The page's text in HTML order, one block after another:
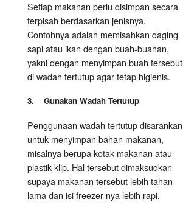
Setiap makanan perlu disimpan secara
terpisah berdasarkan jenisnya.
Contohnya adalah memisahkan daging
sapi atau ikan dengan buah-buahan,
yakni dengan menyimpan buah tersebut
di wadah tertutup agar tetap higienis.
3. Gunakan Wadah Tertutup
Penggunaan wadah tertutup disarankan
untuk menyimpan bahan makanan,
misalnya berupa kotak makanan atau
plastik klip. Hal tersebut dimaksudkan
supaya makanan tersebut lebih tahan
lama dan isi freezer-nya lebih rapi.